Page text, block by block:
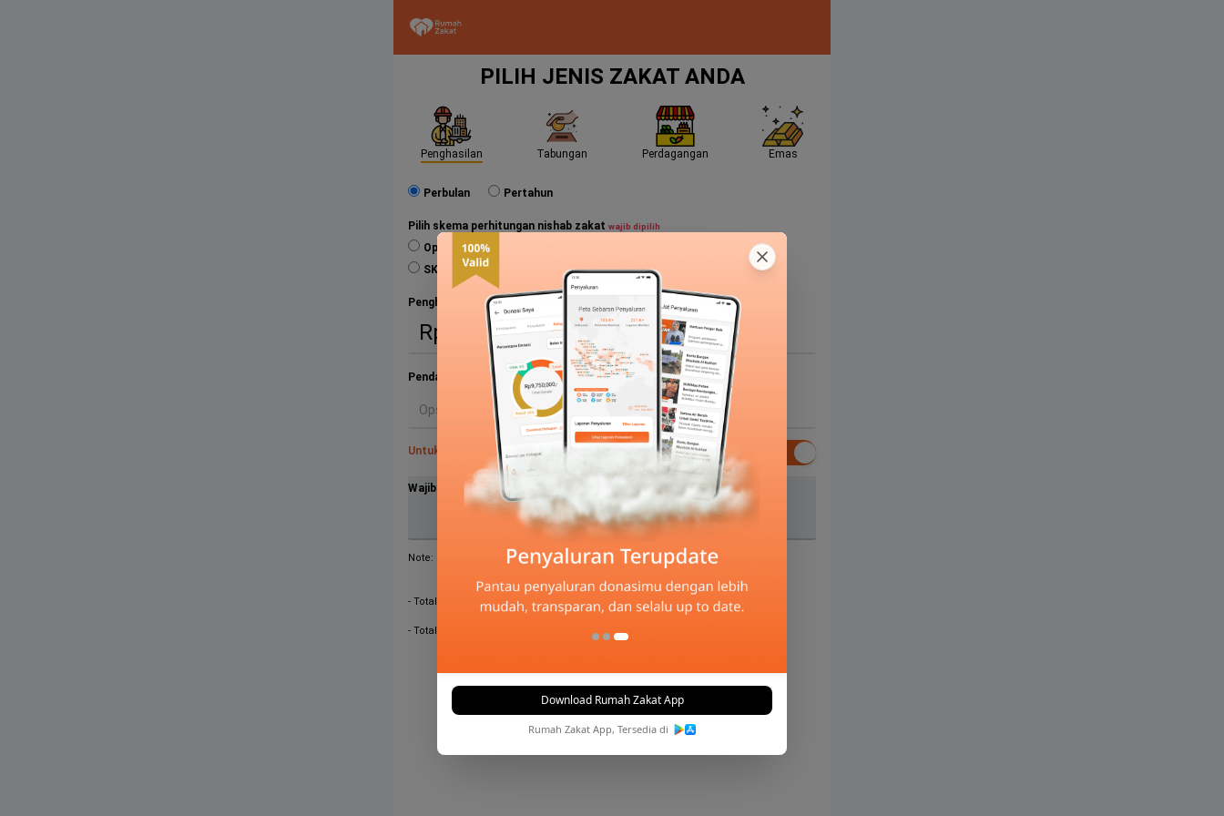
Download Rumah Zakat App
Rumah Zakat App, Tersedia di
PILIH JENIS ZAKAT ANDA
Penghasilan Tabungan Perdagangan Emas
Perbulan Pertahun
Pilih skema perhitungan nishab zakat wajib dipilih
Opini Dewan Syariah Rumah Zakat
SK Ketua BAZNAS No. 15 tahun 2026
Penghasilan wajib diisi
Pendapatan Lain (Bonus, THR)
Untuk kehati-hatian dipotong dari gaji bruto
Wajib bayar
Note:
- Total Nishab Zakat (85 gr emas) perbulan setara dengan: Rp0
- Total Nishab Zakat (85 gr emas) pertahun setara dengan:
Rp0